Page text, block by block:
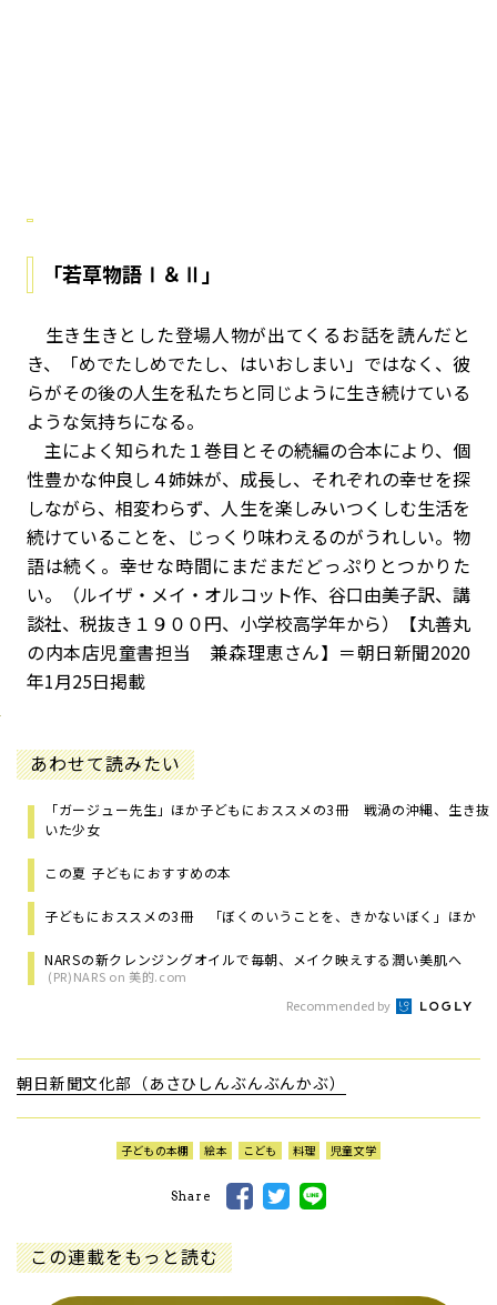
「若草物語Ⅰ＆Ⅱ」
生き生きとした登場人物が出てくるお話を読んだと
き、「めでたしめでたし、はいおしまい」ではなく、彼
らがその後の人生を私たちと同じように生き続けている
ような気持ちになる。
主によく知られた１巻目とその続編の合本により、個
性豊かな仲良し４姉妹が、成長し、それぞれの幸せを探
しながら、相変わらず、人生を楽しみいつくしむ生活を
続けていることを、じっくり味わえるのがうれしい。物
語は続く。幸せな時間にまだまだどっぷりとつかりた
い。（ルイザ・メイ・オルコット作、谷口由美子訳、講
談社、税抜き１９００円、小学校高学年から）【丸善丸
の内本店児童書担当 兼森理恵さん】＝朝日新聞2020
年1月25日掲載
あわせて読みたい
「ガージュー先生」ほか子どもにおススメの3冊 戦渦の沖縄、生き抜
いた少女
この夏 子どもにおすすめの本
子どもにおススメの3冊 「ぼくのいうことを、きかないぼく」ほか
NARSの新クレンジングオイルで毎朝、メイク映えする潤い美肌へ
(PR)NARS on 美的.com
Recommended by
朝日新聞文化部（あさひしんぶんぶんかぶ）
子どもの本棚 絵本 こども 料理 児童文学
Share
この連載をもっと読む